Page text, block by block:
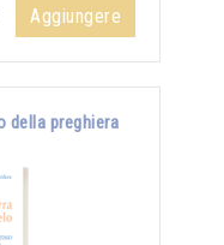
Aggiungere
della preghiera